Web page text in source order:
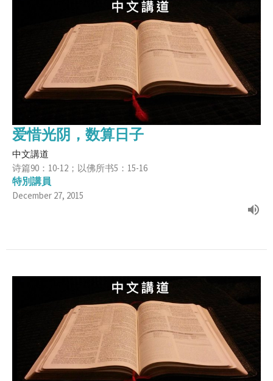
爱惜光阴，数算日子
中文講道
诗篇90：10-12；以佛所书5：15-16
特別講員
December 27, 2015